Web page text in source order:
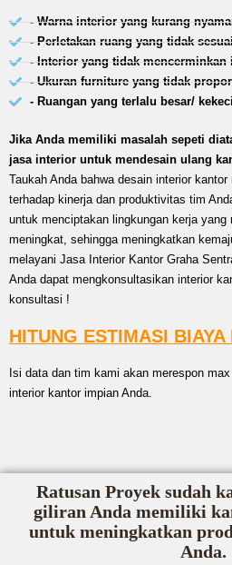
- Warna interior yang kurang
- Perletakan ruang yang tidak
- Interior yang tidak
- Ukuran furniture yang tidak
- Ruangan yang terlalu besar/
Jika Anda memiliki masalah sepeti
jasa interior untuk mendesain ulang
Taukah Anda bahwa desain interior
terhadap kinerja dan produktivitas tim
untuk menciptakan lingkungan kerja
meningkat, sehingga meningkatkan
melayani Jasa Interior Kantor Graha
Anda dapat mengkonsultasikan interior
konsultasi !
HITUNG ESTIMASI
Isi data dan tim kami akan merespon
interior kantor impian Anda.
Ratusan Proyek sudah
giliran Anda memiliki
untuk meningkatkan
Anda.